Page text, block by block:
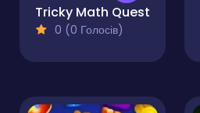
Tricky Math Quest
0 (0 Голосів)